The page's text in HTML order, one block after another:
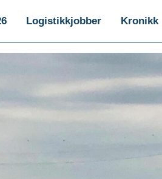
Logistikkjobber Kronikk